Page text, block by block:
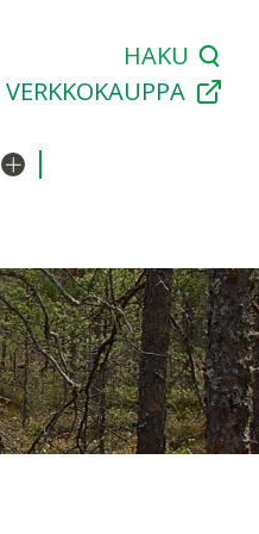
HAKU
VERKKOKAUPPA
Avaa/sulje alavalikko